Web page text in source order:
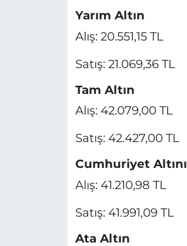
Yarım Altın
Alış: 20.551,15 TL
Satış: 21.069,36 TL
Tam Altın
Alış: 42.079,00 TL
Satış: 42.427,00 TL
Cumhuriyet Altını
Alış: 41.210,98 TL
Satış: 41.991,09 TL
Ata Altın